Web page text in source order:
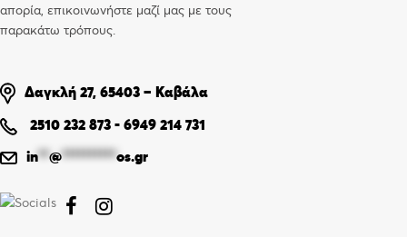
απορία, επικοινωνήστε μαζί μας με τους
παρακάτω τρόπους.
Δαγκλή 27, 65403 – Καβάλα
2510 232 873 - 6949 214 731
in**@**********os.gr
 